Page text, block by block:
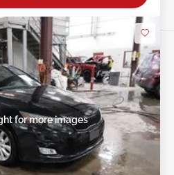
for more images